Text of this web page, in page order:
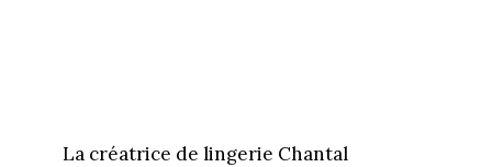
La créatrice de lingerie Chantal